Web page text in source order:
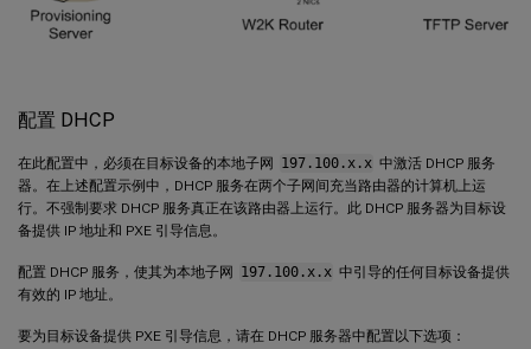
配置 DHCP
在此配置中，必须在目标设备的本地子网 197.100.x.x 中激活 DHCP 服务
器。在上述配置示例中，DHCP 服务在两个子网间充当路由器的计算机上运
行。不强制要求 DHCP 服务真正在该路由器上运行。此 DHCP 服务器为目标设
备提供 IP 地址和 PXE 引导信息。
配置 DHCP 服务，使其为本地子网 197.100.x.x 中引导的任何目标设备提供
有效的 IP 地址。
要为目标设备提供 PXE 引导信息，请在 DHCP 服务器中配置以下选项：